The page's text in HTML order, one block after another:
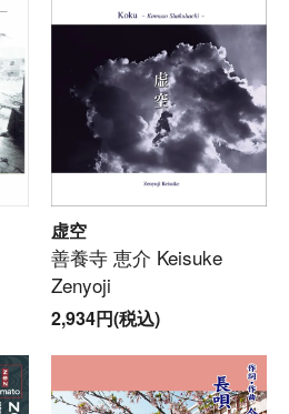
虚空
善養寺 恵介 Keisuke
Zenyoji
2,934円(税込)